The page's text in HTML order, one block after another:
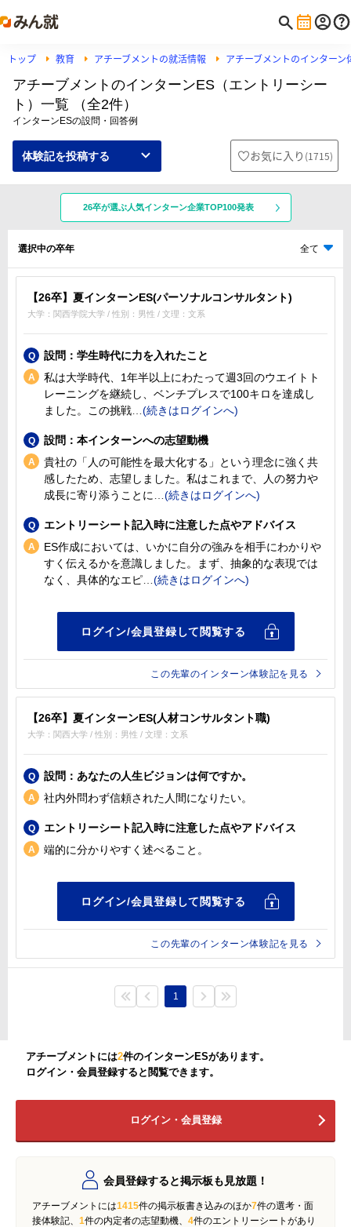
トップ 教育 アチーブメントの就活情報 アチーブメントのインターン
アチーブメントのインターンES（エントリーシー
ト）一覧 （全2件）
インターンESの設問・回答例
体験記を投稿する お気に入り (1715)
26卒が選ぶ人気インターン企業TOP100発表
選択中の卒年 全て
【26卒】夏インターンES(パーソナルコンサルタント)
大学：関西学院大学 / 性別：男性 / 文理：文系
設問：学生時代に力を入れたこと
私は大学時代、1年半以上にわたって週3回のウエイトト
レーニングを継続し、ベンチプレスで100キロを達成し
ました。この挑戦
設問：本インターンへの志望動機
貴社の「人の可能性を最大化する」という理念に強く共
感したため、志望しました。私はこれまで、人の努力や
成長に寄り添うことに
エントリーシート記入時に注意した点やアドバイス
ES作成においては、いかに自分の強みを相手にわかりや
すく伝えるかを意識しました。まず、抽象的な表現では
なく、具体的なエピ
この先輩のインターン体験記を見る
【26卒】夏インターンES(人材コンサルタント職)
大学：関西大学 / 性別：男性 / 文理：文系
設問：あなたの人生ビジョンは何ですか。
社内外問わず信頼された人間になりたい。
エントリーシート記入時に注意した点やアドバイス
端的に分かりやすく述べること。
この先輩のインターン体験記を見る
1
アチーブメントには2件のインターンESがあります。
ログイン・会員登録すると閲覧できます。
ログイン・会員登録
会員登録すると掲示板も見放題！
アチーブメントには1415件の掲示板書き込みのほか7件の選考・面
接体験記、 1件の内定者の志望動機、 4件のエントリーシートがあり